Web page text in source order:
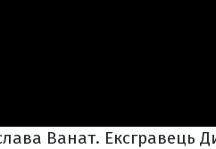
Ванат. Ексгравець